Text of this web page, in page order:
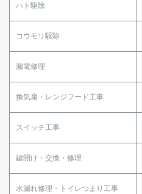
ハト駆除
コウモリ駆除
漏電修理
換気扇・レンジフード工事
スイッチ工事
鍵開け・交換・修理
水漏れ修理・トイレつまり工事